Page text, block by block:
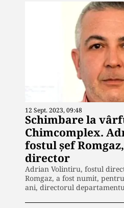
12 Sept. 2023, 09:48
Schimbare la
Chimcomplex.
fostul șef
director
Adrian Volintiru, fostul
Romgaz, a fost numit,
ani, directorul